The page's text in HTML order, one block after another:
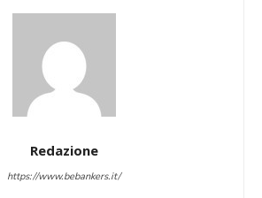
Redazione
https://www.bebankers.it/